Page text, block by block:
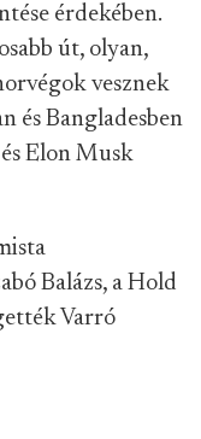
érdekében.
út, olyan,
vesznek
és Bangladesben
Elon Musk
Balázs, a Hold
Varró